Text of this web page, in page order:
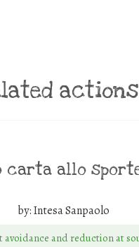
actions
carta allo
by:Intesa Sanpaolo
avoidance and reduction at